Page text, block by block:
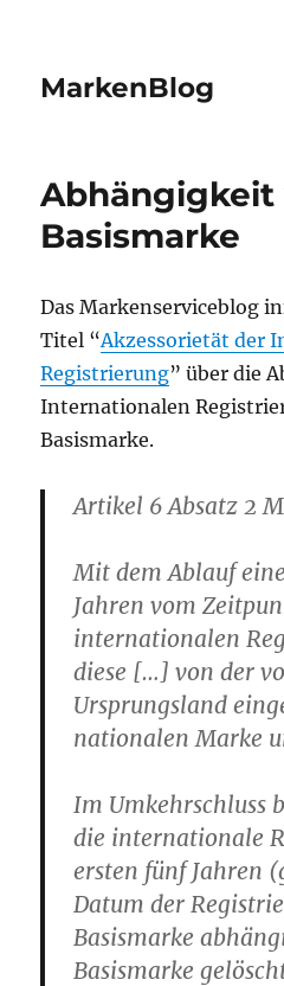
MarkenBlog
Abhängigkeit
Basismarke
Das Markenserviceblog
Titel “Akzessorietät der
Registrierung” über die
Internationalen
Basismarke.
Artikel 6 Absatz 2
Mit dem Ablauf
Jahren vom
internationalen
diese […] von der
Ursprungsland
nationalen Marke
Im Umkehrschluss
die internationale
ersten fünf Jahren
Datum der
Basismarke
Basismarke